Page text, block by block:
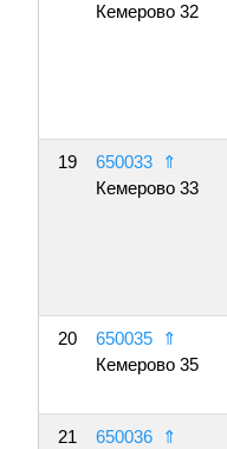
Кемерово 32
19 650033
⇑
Кемерово 33
20 650035
⇑
Кемерово 35
21 650036
⇑